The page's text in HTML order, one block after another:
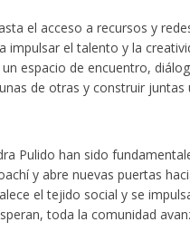
el acceso a recursos y
impulsar el talento y la
espacio de encuentro,
de otras y construir
Pulido han sido
y abre nuevas puertas
el tejido social y se
toda la comunidad